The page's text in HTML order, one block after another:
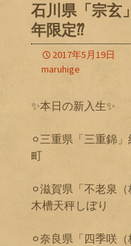
石川県「宗玄
年限定⁇
2017年5月19日
maruhige
✨本日の新入生✨
⚪︎三重県「三重錦
町
⚪︎滋賀県「不老泉
木槽天秤しぼり
⚪︎奈良県「四季咲